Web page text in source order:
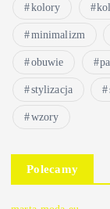
kolory
minimalizm
obuwie
stylizacja
wzory
Polecamy